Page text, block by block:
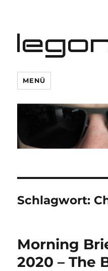
MENÜ
Schlagwort:
Morning
2020 – The